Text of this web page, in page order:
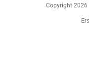
Copyright 2026